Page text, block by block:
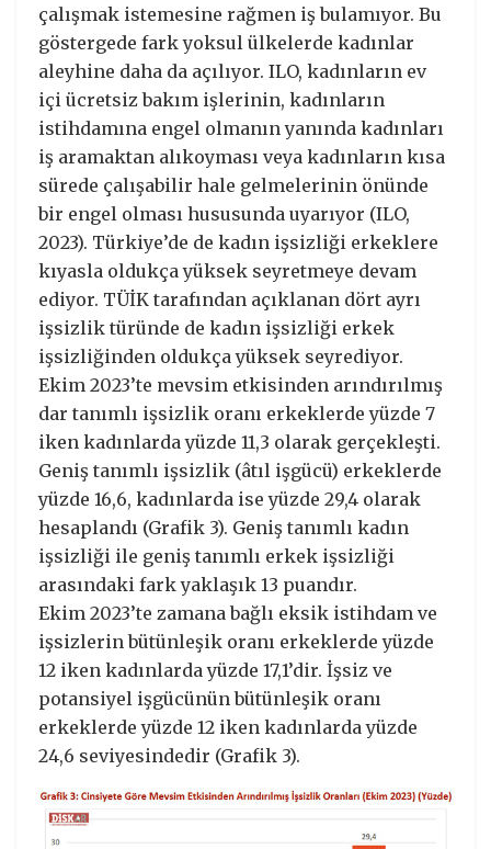
çalışmak istemesine rağmen iş bulamıyor. Bu
göstergede fark yoksul ülkelerde kadınlar
aleyhine daha da açılıyor. ILO, kadınların ev
içi ücretsiz bakım işlerinin, kadınların
istihdamına engel olmanın yanında kadınları
iş aramaktan alıkoyması veya kadınların kısa
sürede çalışabilir hale gelmelerinin önünde
bir engel olması hususunda uyarıyor (ILO,
2023). Türkiye’de de kadın işsizliği erkeklere
kıyasla oldukça yüksek seyretmeye devam
ediyor. TÜİK tarafından açıklanan dört ayrı
işsizlik türünde de kadın işsizliği erkek
işsizliğinden oldukça yüksek seyrediyor.
Ekim 2023’te mevsim etkisinden arındırılmış
dar tanımlı işsizlik oranı erkeklerde yüzde 7
iken kadınlarda yüzde 11,3 olarak gerçekleşti.
Geniş tanımlı işsizlik (âtıl işgücü) erkeklerde
yüzde 16,6, kadınlarda ise yüzde 29,4 olarak
hesaplandı (Grafik 3). Geniş tanımlı kadın
işsizliği ile geniş tanımlı erkek işsizliği
arasındaki fark yaklaşık 13 puandır.
Ekim 2023’te zamana bağlı eksik istihdam ve
işsizlerin bütünleşik oranı erkeklerde yüzde
12 iken kadınlarda yüzde 17,1’dir. İşsiz ve
potansiyel işgücünün bütünleşik oranı
erkeklerde yüzde 12 iken kadınlarda yüzde
24,6 seviyesindedir (Grafik 3).